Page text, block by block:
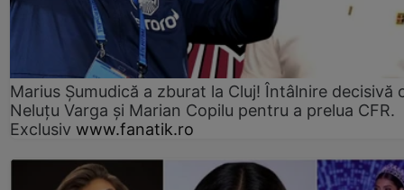
Marius Şumudică a zburat la Cluj! Întâlnire decisivă
Neluţu Varga şi Marian Copilu pentru a prelua CFR.
Exclusiv www.fanatik.ro